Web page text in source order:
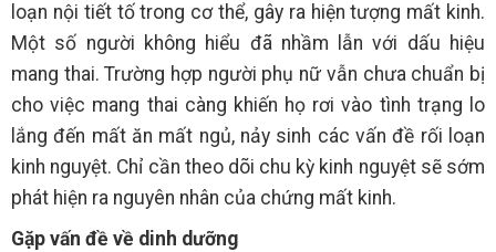
loạn nội tiết tố trong cơ thể, gây ra hiện tượng mất kinh.
Một số người không hiểu đã nhầm lẫn với dấu hiệu
mang thai. Trường hợp người phụ nữ vẫn chưa chuẩn bị
cho việc mang thai càng khiến họ rơi vào tình trạng lo
lắng đến mất ăn mất ngủ, nảy sinh các vấn đề rối loạn
kinh nguyệt. Chỉ cần theo dõi chu kỳ kinh nguyệt sẽ sớm
phát hiện ra nguyên nhân của chứng mất kinh.
Gặp vấn đề về dinh dưỡng